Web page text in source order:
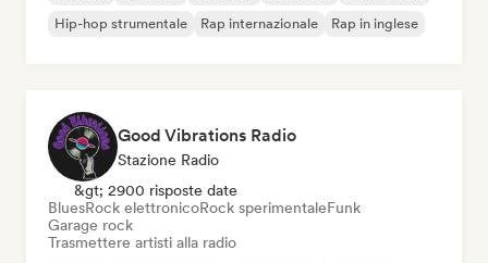
Hip-hop strumentale
Rap internazionale Rap in inglese
Good Vibrations Radio
Stazione Radio
&gt; 2900 risposte date
BluesRock elettronicoRock sperimentaleFunk
Garage rock
Trasmettere artisti alla radio